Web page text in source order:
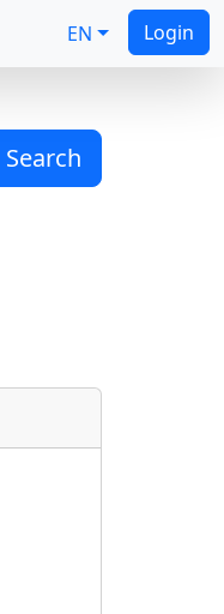
EN Login
Search